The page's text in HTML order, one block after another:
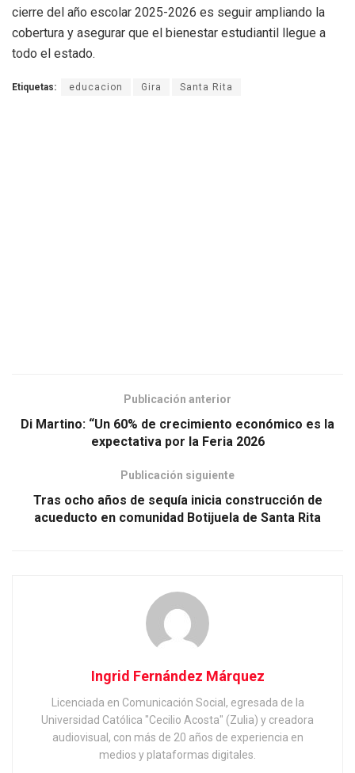
cierre del año escolar 2025-2026 es seguir ampliando la
cobertura y asegurar que el bienestar estudiantil llegue a
todo el estado.
Etiquetas: educacion Gira Santa Rita
Publicación anterior
Di Martino: “Un 60% de crecimiento económico es la
expectativa por la Feria 2026
Publicación siguiente
Tras ocho años de sequía inicia construcción de
acueducto en comunidad Botijuela de Santa Rita
Ingrid Fernández Márquez
Licenciada en Comunicación Social, egresada de la
Universidad Católica "Cecilio Acosta" (Zulia) y creadora
audiovisual, con más de 20 años de experiencia en
medios y plataformas digitales.